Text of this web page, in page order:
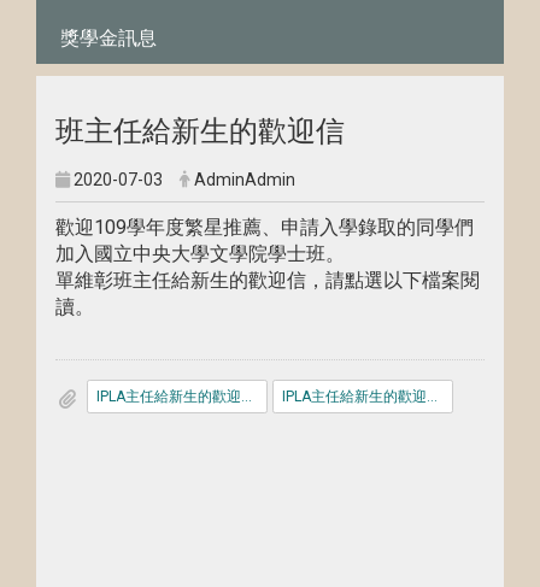
獎學金訊息
班主任給新生的歡迎信
2020-07-03 AdminAdmin
歡迎109學年度繁星推薦、申請入學錄取的同學們
加入國立中央大學文學院學士班。
單維彰班主任給新生的歡迎信，請點選以下檔案閱
讀。
IPLA主任給新生的歡迎信-女.pdf IPLA主任給新生的歡迎信-男.pdf